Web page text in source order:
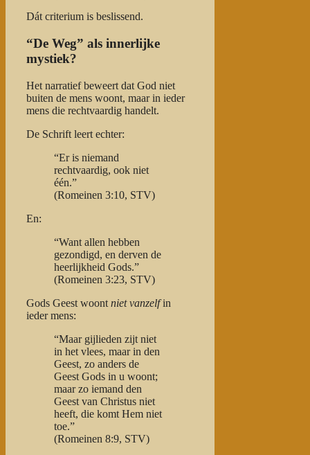
Dát criterium is beslissend.
“De Weg” als innerlijke
mystiek?
Het narratief beweert dat God niet
buiten de mens woont, maar in ieder
mens die rechtvaardig handelt.
De Schrift leert echter:
“Er is niemand
rechtvaardig, ook niet
één.”
(Romeinen 3:10, STV)
En:
“Want allen hebben
gezondigd, en derven de
heerlijkheid Gods.”
(Romeinen 3:23, STV)
Gods Geest woont niet vanzelfin
ieder mens:
“Maar gijlieden zijt niet
in het vlees, maar in den
Geest, zo anders de
Geest Gods in u woont;
maar zo iemand den
Geest van Christus niet
heeft, die komt Hem niet
toe.”
(Romeinen 8:9, STV)